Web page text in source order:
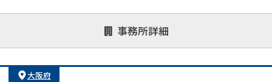
事務所詳細
士業連携有り
大阪府